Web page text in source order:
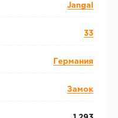
Jangal
33
Германия
Замок